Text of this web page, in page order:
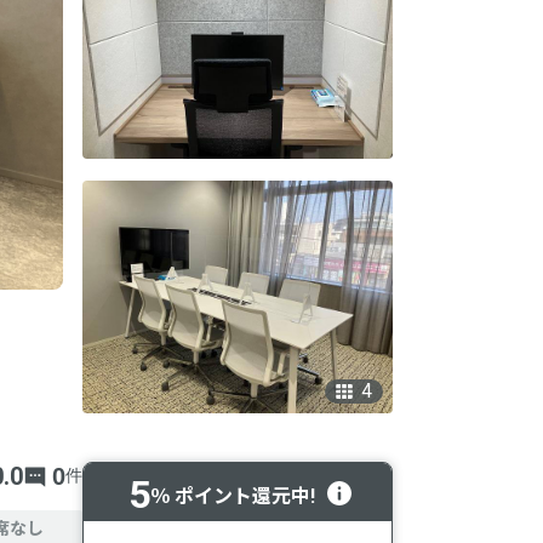
4
0件
なし
5％ ポイント還元中!